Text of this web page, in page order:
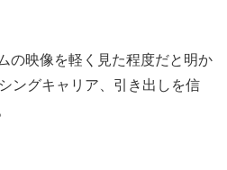
の映像を軽く見た程度だと明か
ングキャリア、引き出しを信